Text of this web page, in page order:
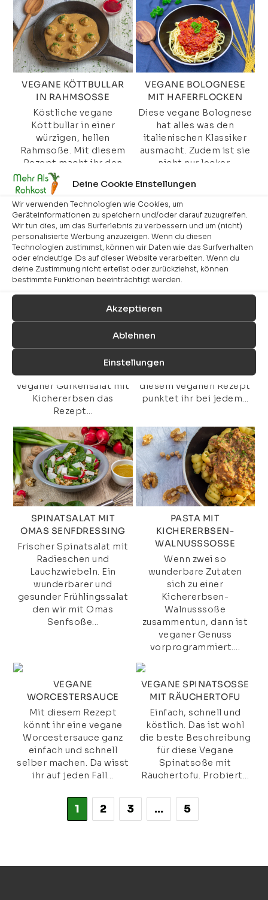
Deine Cookie Einstellungen
Wir verwenden Technologien wie Cookies, um
Geräteinformationen zu speichern und/oder darauf zuzugreifen.
Wir tun dies, um das Surferlebnis zu verbessern und um (nicht)
personalisierte Werbung anzuzeigen. Wenn du diesen
Technologien zustimmst, können wir Daten wie das Surfverhalten
oder eindeutige IDs auf dieser Website verarbeiten. Wenn du
deine Zustimmung nicht erteilst oder zurückziehst, können
bestimmte Funktionen beeinträchtigt werden.
Akzeptieren
Ablehnen
Einstellungen
VEGANE KÖTTBULLAR
IN RAHMSOSSE
Köstliche vegane
Köttbullar in einer
würzigen, hellen
Rahmsoße. Mit diesem
Rezept macht ihr den
schwedischen Klassiker
ganz...
VEGANE BOLOGNESE
MIT HAFERFLOCKEN
Diese vegane Bolognese
hat alles was den
italienischen Klassiker
ausmacht. Zudem ist sie
nicht nur lecker,
VEGANER
GURKENSALAT MIT
KICHERERBSEN
Sommersalat der
gesund, lecker und
sättigend ist? Dann ist
veganer Gurkensalat mit
Kichererbsen das
Rezept...
BUNTER SOMMERSALAT
TOMATENDRESSING
Ein wunderbarer bunter
Sommersalat und dazu
ein raffiniertes
Tomatendressing. Mit
diesem veganen Rezept
punktet ihr bei jedem...
SPINATSALAT MIT
OMAS SENFDRESSING
Frischer Spinatsalat mit
Radieschen und
Lauchzwiebeln. Ein
wunderbarer und
gesunder Frühlingssalat
den wir mit Omas
Senfsoße...
PASTA MIT
KICHERERBSEN-
WALNUSSSOSSE
Wenn zwei so
wunderbare Zutaten
sich zu einer
Kichererbsen-
Walnusssoße
zusammentun, dann ist
veganer Genuss
vorprogrammiert....
VEGANE
WORCESTERSAUCE
Mit diesem Rezept
könnt ihr eine vegane
Worcestersauce ganz
einfach und schnell
selber machen. Da wisst
ihr auf jeden Fall...
VEGANE SPINATSOSSE M
IT RÄUCHERTOFU
Einfach, schnell und
köstlich. Das ist wohl
die beste Beschreibung
für diese Vegane
Spinatsoße mit
Räuchertofu. Probiert...
1 2 3 … 5